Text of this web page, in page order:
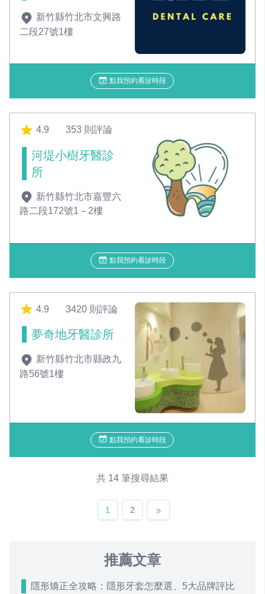
新竹縣竹北市文興路
二段27號1樓
點我預約看診時段
4.9 353 則評論
河堤小樹牙醫診
所
新竹縣竹北市嘉豐六
路二段172號1－2樓
點我預約看診時段
4.9 3420 則評論
夢奇地牙醫診所
新竹縣竹北市縣政九
路56號1樓
點我預約看診時段
共 14 筆搜尋結果
1 2
推薦文章
隱形矯正全攻略：隱形牙套怎麼選、5大品牌評比